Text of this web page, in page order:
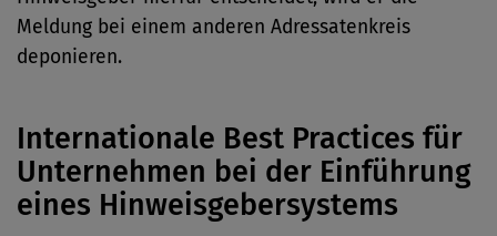
Meldung bei einem anderen Adressatenkreis
deponieren.
Internationale Best Practices für
Unternehmen bei der Einführung
eines Hinweisgebersystems